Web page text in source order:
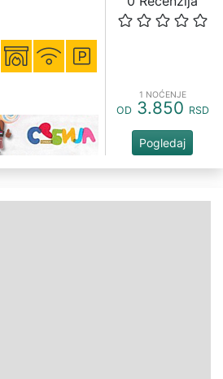
1 NOĆENJE
OD3.850 RSD
Pogledaj